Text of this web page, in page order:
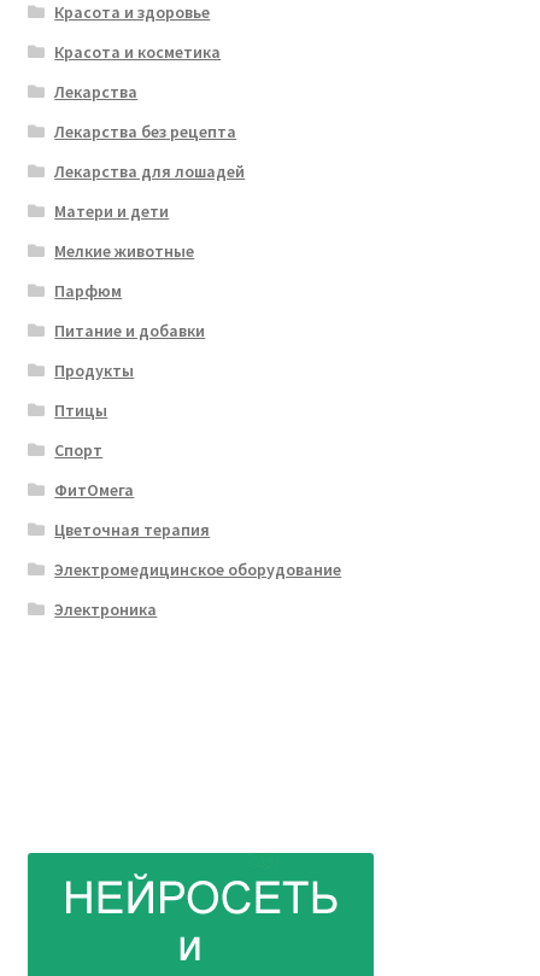
Красота и здоровье
Красота и косметика
Лекарства
Лекарства без рецепта
Лекарства для лошадей
Матери и дети
Мелкие животные
Парфюм
Питание и добавки
Продукты
Птицы
Спорт
ФитОмега
Цветочная терапия
Электромедицинское оборудование
Электроника